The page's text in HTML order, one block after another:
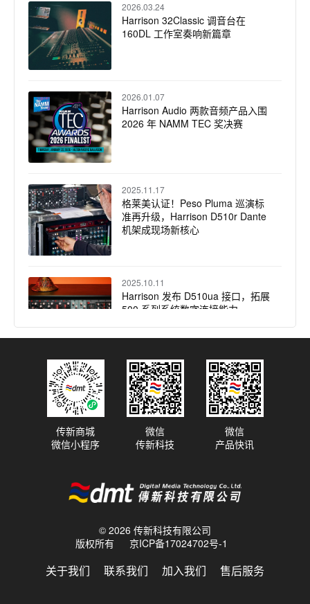
2026.03.24
Harrison 32Classic 调音台在
160DL 工作室奏响新篇章
2026.01.07
Harrison Audio 两款音频产品入围
2026 年 NAMM TEC 奖决赛
2025.11.17
格莱美认证！Peso Pluma 巡演标
准再升级，Harrison D510r Dante
机架成现场新核心
2025.10.11
Harrison 发布 D510ua 接口，拓展
500 系列系统数字连接能力
2025.09.17
传奇之声 焕新而生：Harrison
32Classic 调音台全面评测（下）
32Classic 调音台全面评测（上）
2025.08.27
法国传奇录音室Condorcet 以
Harrison 32Classic 模拟调音台为
© 2026 传新科技有限公司
版权所有
京ICP备17024702号-1
关于我们 联系我们 加入我们 售后服务
传新商城
微信小程序
微信
传新科技
微信
产品快讯